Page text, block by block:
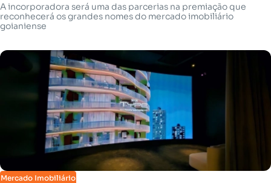
A incorporadora será uma das parcerias na premiação que
reconhecerá os grandes nomes do mercado imobiliário
goianiense
Mercado Imobiliário